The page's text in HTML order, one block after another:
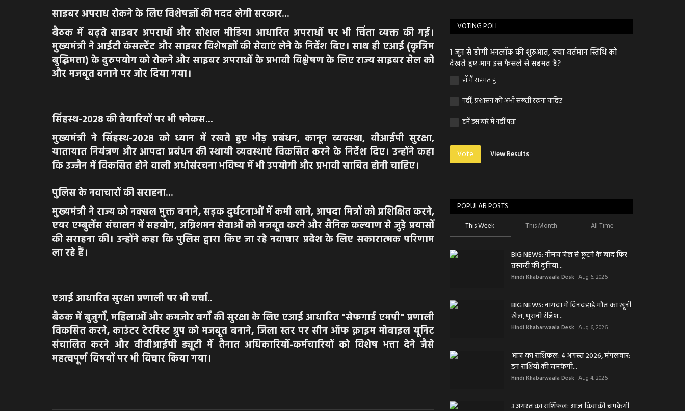
साइबर अपराध रोकने के लिए विशेषज्ञों की मदद लेगी सरकार...
बैठक में बढ़ते साइबर अपराधों और सोशल मीडिया आधारित अपराधों पर भी चिंता व्यक्त की गई।
मुख्यमंत्री ने आईटी कंसल्टेंट और साइबर विशेषज्ञों की सेवाएं लेने के निर्देश दिए। साथ ही एआई (कृत्रिम
बुद्धिमत्ता) के दुरुपयोग को रोकने और साइबर अपराधों के प्रभावी विश्लेषण के लिए राज्य साइबर सेल को
और मजबूत बनाने पर जोर दिया गया।
सिंहस्थ-2028 की तैयारियों पर भी फोकस...
मुख्यमंत्री ने सिंहस्थ-2028 को ध्यान में रखते हुए भीड़ प्रबंधन, कानून व्यवस्था, वीआईपी सुरक्षा,
यातायात नियंत्रण और आपदा प्रबंधन की स्थायी व्यवस्थाएं विकसित करने के निर्देश दिए। उन्होंने कहा
कि उज्जैन में विकसित होने वाली अधोसंरचना भविष्य में भी उपयोगी और प्रभावी साबित होनी चाहिए।
पुलिस के नवाचारों की सराहना...
मुख्यमंत्री ने राज्य को नक्सल मुक्त बनाने, सड़क दुर्घटनाओं में कमी लाने, आपदा मित्रों को प्रशिक्षित करने,
एयर एम्बुलेंस संचालन में सहयोग, अग्निशमन सेवाओं को मजबूत करने और सैनिक कल्याण से जुड़े प्रयासों
की सराहना की। उन्होंने कहा कि पुलिस द्वारा किए जा रहे नवाचार प्रदेश के लिए सकारात्मक परिणाम
ला रहे हैं।
एआई आधारित सुरक्षा प्रणाली पर भी चर्चा..
बैठक में बुजुर्गों, महिलाओं और कमजोर वर्गों की सुरक्षा के लिए एआई आधारित "सेफगार्ड एमपी" प्रणाली
विकसित करने, काउंटर टेररिस्ट ग्रुप को मजबूत बनाने, जिला स्तर पर सीन ऑफ क्राइम मोबाइल यूनिट
संचालित करने और वीवीआईपी ड्यूटी में तैनात अधिकारियों-कर्मचारियों को विशेष भत्ता देने जैसे
महत्वपूर्ण विषयों पर भी विचार किया गया।
VOTING POLL
1 जून से होगी अनलॉक की शुरुआत, क्या वर्तमान स्तिथि को
देखते हुए आप इस फैसले से सहमत है?
हाँ मैं सहमत हु
नहीं, प्रशासन को अभी सख्ती रखना चाहिए
हमें इस बारे में नहीं पता
Vote View Results
POPULAR POSTS
This Week This Month All Time
BIG NEWS: नीमच जेल से छूटने के बाद फिर
तस्करी की दुनिया...
Hindi Khabarwaala Desk Aug 6, 2026
BIG NEWS: नागदा में दिनदहाड़े मौत का खूनी
खेल, पुरानी रंजिश...
Hindi Khabarwaala Desk Aug 6, 2026
आज का राशिफल: 4 अगस्त 2026, मंगलवार:
इन राशियों की चमकेगी...
Hindi Khabarwaala Desk Aug 4, 2026
3 अगस्त का राशिफल: आज किसकी चमकेगी